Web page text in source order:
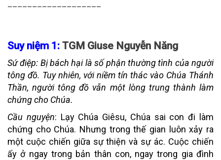
Suy niệm 1: TGM Giuse Nguyễn Năng
Sứ điệp: Bị bách hại là số phận thường tình của người
tông đồ. Tuy nhiên, với niềm tín thác vào Chúa Thánh
Thần, người tông đồ vẫn một lòng trung thành làm
chứng cho Chúa.
Cầu nguyện: Lạy Chúa Giêsu, Chúa sai con đi làm
chứng cho Chúa. Nhưng trong thế gian luôn xảy ra
một cuộc chiến giữa sự thiện và sự ác. Cuộc chiến
ấy ở ngay trong bản thân con, ngay trong gia đình